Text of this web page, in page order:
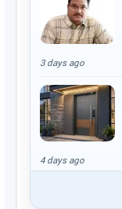
3 days ago
4 days ago